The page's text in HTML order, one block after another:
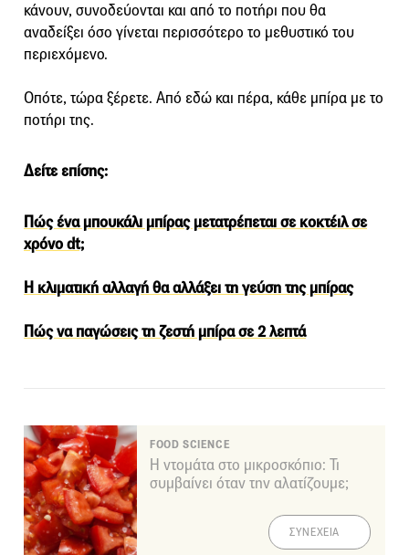
κάνουν, συνοδεύονται και από το ποτήρι που θα
αναδείξει όσο γίνεται περισσότερο το μεθυστικό του
περιεχόμενο.
Οπότε, τώρα ξέρετε. Από εδώ και πέρα, κάθε μπίρα με το
ποτήρι της.
Δείτε επίσης:
Πώς ένα μπουκάλι μπίρας μετατρέπεται σε κοκτέιλ σε
χρόνο dt;
Η κλιματική αλλαγή θα αλλάξει τη γεύση της μπίρας
Πώς να παγώσεις τη ζεστή μπίρα σε 2 λεπτά
FOOD SCIENCE
Η ντομάτα στο μικροσκόπιο: Τι
συμβαίνει όταν την αλατίζουμε;
ΣΥΝΕΧΕΙΑ